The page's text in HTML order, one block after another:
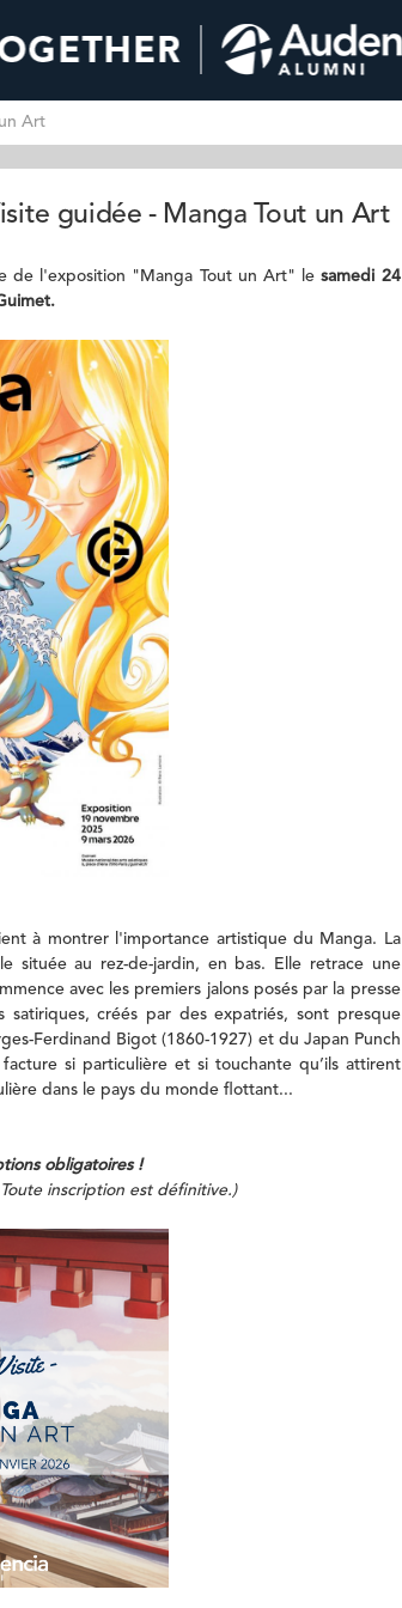
Art
guidée - Manga Tout un Art
de l'exposition "Manga Tout un Art" le samedi 24
à montrer l'importance artistique du Manga. La
située au rez-de-jardin, en bas. Elle retrace une
avec les premiers jalons posés par la presse
satiriques, créés par des expatriés, sont presque
Ferdinand Bigot (1860-1927) et du Japan Punch
si particulière et si touchante qu’ils attirent
dans le pays du monde flottant...
obligatoires !
inscription est définitive.)